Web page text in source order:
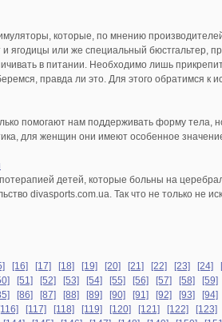
которые, по мнению
ягодицы или же специальный бюстгальтер,
в питании. Необходимо лишь
правда ли это. Для этого обратимся
помогают нам поддерживать форму тела,
для женщин они имеют особенное
детей, которые больны на
divasports.com.ua. Так что не только не
[16] [17] [18] [19] [20] [21] [22] [23] [24]
[51] [52] [53] [54] [55] [56] [57] [58] [59]
[86] [87] [88] [89] [90] [91] [92] [93] [94]
[116] [117] [118] [119] [120] [121] [122] [123]